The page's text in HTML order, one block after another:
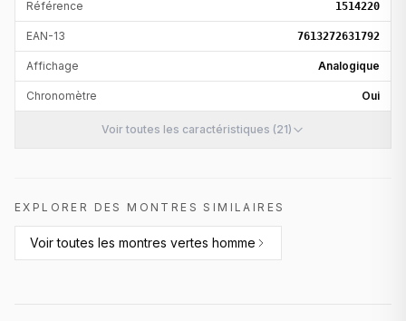
Référence 1514220
EAN-13 7613272631792
Affichage Analogique
Chronomètre Oui
Voir toutes les caractéristiques (21)
EXPLORER DES MONTRES SIMILAIRES
Voir toutes les montres vertes homme